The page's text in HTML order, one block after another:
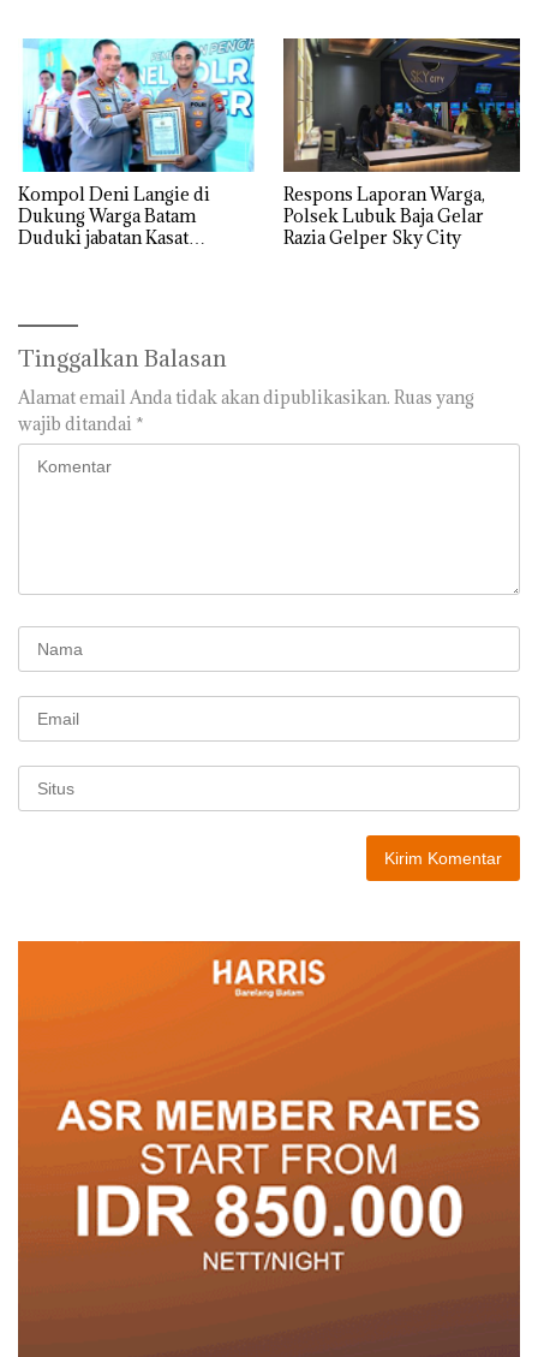
Kompol Deni Langie di
Dukung Warga Batam
Duduki jabatan Kasat
Respons Laporan Warga,
Polsek Lubuk Baja Gelar
Razia Gelper Sky City
Tinggalkan Balasan
Alamat email Anda tidak akan dipublikasikan. Ruas yang
wajib ditandai *